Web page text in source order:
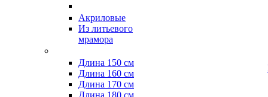
Акриловые
Из литьевого
мрамора
Длина 150 см
Длина 160 см
Длина 170 см
Длина 180 см